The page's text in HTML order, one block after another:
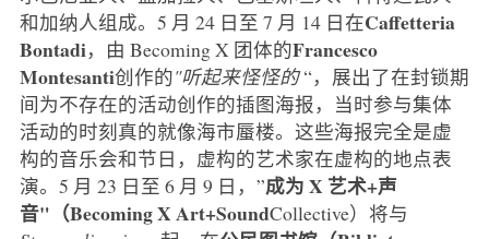
和加纳人组成。5 月 24 日至 7 月 14 日在Caffetteria
Bontadi，由 Becoming X 团体的Francesco
Montesanti创作的"听起来怪怪的“，展出了在封锁期
间为不存在的活动创作的插图海报，当时参与集体
活动的时刻真的就像海市蜃楼。这些海报完全是虚
构的音乐会和节日，虚构的艺术家在虚构的地点表
演。5 月 23 日至 6 月 9 日，”成为 X 艺术+声
音"（Becoming X Art+SoundCollective）将与